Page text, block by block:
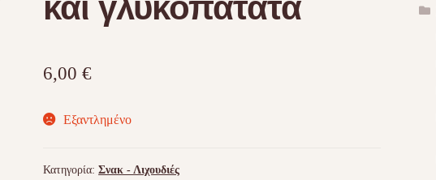
6,00€
Εξαντλημένο
Κατηγορία:Σνακ - Λιχουδιές